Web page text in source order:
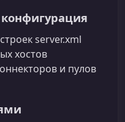
server.xml
хостов
и пулов